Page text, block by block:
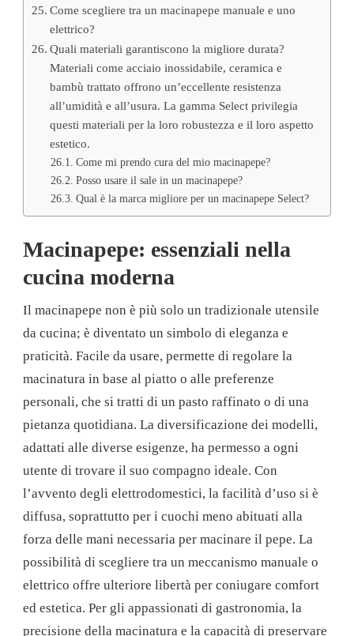
Come scegliere tra un macinapepe manuale e uno
elettrico?
Quali materiali garantiscono la migliore durata?
Materiali come acciaio inossidabile, ceramica e
bambù trattato offrono un’eccellente resistenza
all’umidità e all’usura. La gamma Select privilegia
questi materiali per la loro robustezza e il loro aspetto
estetico.
Come mi prendo cura del mio macinapepe?
Posso usare il sale in un macinapepe?
Qual è la marca migliore per un macinapepe Select?
Macinapepe: essenziali nella
cucina moderna
Il macinapepe non è più solo un tradizionale utensile
da cucina; è diventato un simbolo di eleganza e
praticità. Facile da usare, permette di regolare la
macinatura in base al piatto o alle preferenze
personali, che si tratti di un pasto raffinato o di una
pietanza quotidiana. La diversificazione dei modelli,
adattati alle diverse esigenze, ha permesso a ogni
utente di trovare il suo compagno ideale. Con
l’avvento degli elettrodomestici, la facilità d’uso si è
diffusa, soprattutto per i cuochi meno abituati alla
forza delle mani necessaria per macinare il pepe. La
possibilità di scegliere tra un meccanismo manuale o
elettrico offre ulteriore libertà per coniugare comfort
ed estetica. Per gli appassionati di gastronomia, la
precisione della macinatura e la capacità di preservare